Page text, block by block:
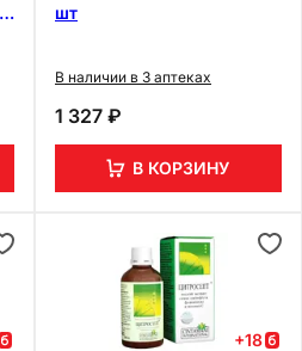
шт
В наличии в 3 аптеках
1 327 ₽
В КОРЗИНУ
+18